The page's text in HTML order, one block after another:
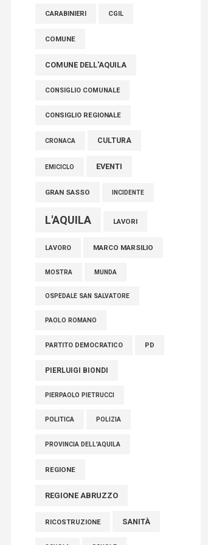
tra cui molti abruzzesi"
06 Agosto 2026
CARABINIERI CGIL
COMUNE
COMUNE DELL'AQUILA
CONSIGLIO COMUNALE
CONSIGLIO REGIONALE
CRONACA CULTURA
EMICICLO EVENTI
GRAN SASSO INCIDENTE
L'AQUILA LAVORI
LAVORO MARCO MARSILIO
MOSTRA MUNDA
OSPEDALE SAN SALVATORE
PAOLO ROMANO
PARTITO DEMOCRATICO PD
PIERLUIGI BIONDI
PIERPAOLO PIETRUCCI
POLITICA POLIZIA
PROVINCIA DELL'AQUILA
REGIONE
REGIONE ABRUZZO
RICOSTRUZIONE SANITÀ